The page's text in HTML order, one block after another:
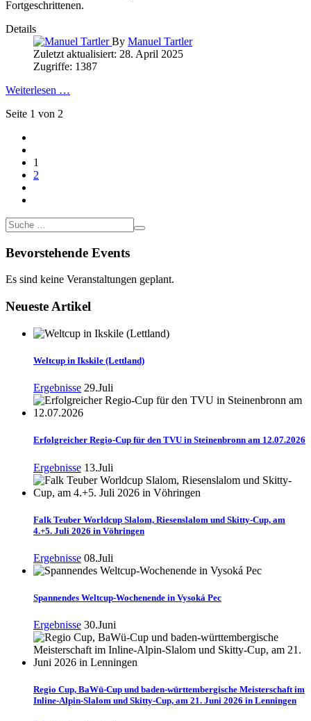
Fortgeschrittenen.
Details
By Manuel Tartler
Zuletzt aktualisiert: 28. April 2025
Zugriffe: 1387
Weiterlesen …
Seite 1 von 2
1
2
Bevorstehende Events
Es sind keine Veranstaltungen geplant.
Neueste Artikel
Weltcup in Ikskile (Lettland)
Ergebnisse 29.Juli
Erfolgreicher Regio-Cup für den TVU in Steinenbronn am 12.07.2026
Ergebnisse 13.Juli
Falk Teuber Worldcup Slalom, Riesenslalom und Skitty-Cup, am
4.+5. Juli 2026 in Vöhringen
Ergebnisse 08.Juli
Spannendes Weltcup-Wochenende in Vysoká Pec
Ergebnisse 30.Juni
Regio Cup, BaWü-Cup und baden-württembergische Meisterschaft im
Inline-Alpin-Slalom und Skitty-Cup, am 21. Juni 2026 in Lenningen